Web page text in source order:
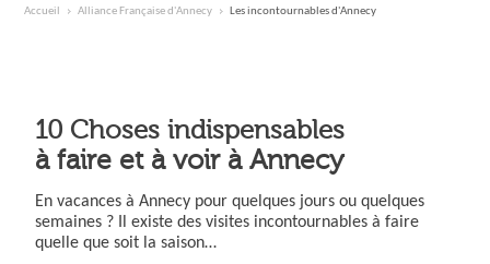
Accueil Alliance Française d'Annecy Les incontournables d'Annecy
10 Choses indispensables
à faire et à voir à Annecy
En vacances à Annecy pour quelques jours ou quelques
semaines ? Il existe des visites incontournables à faire
quelle que soit la saison…